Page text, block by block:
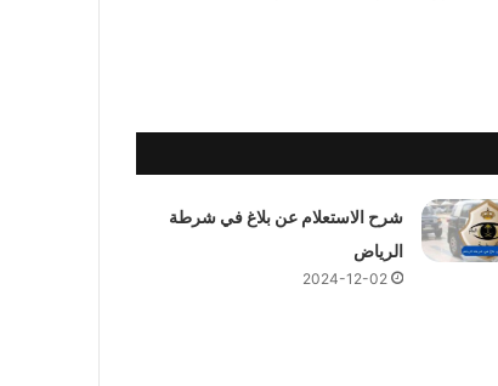
شرح الاستعلام عن بلاغ في شرطة
الرياض
2024-12-02